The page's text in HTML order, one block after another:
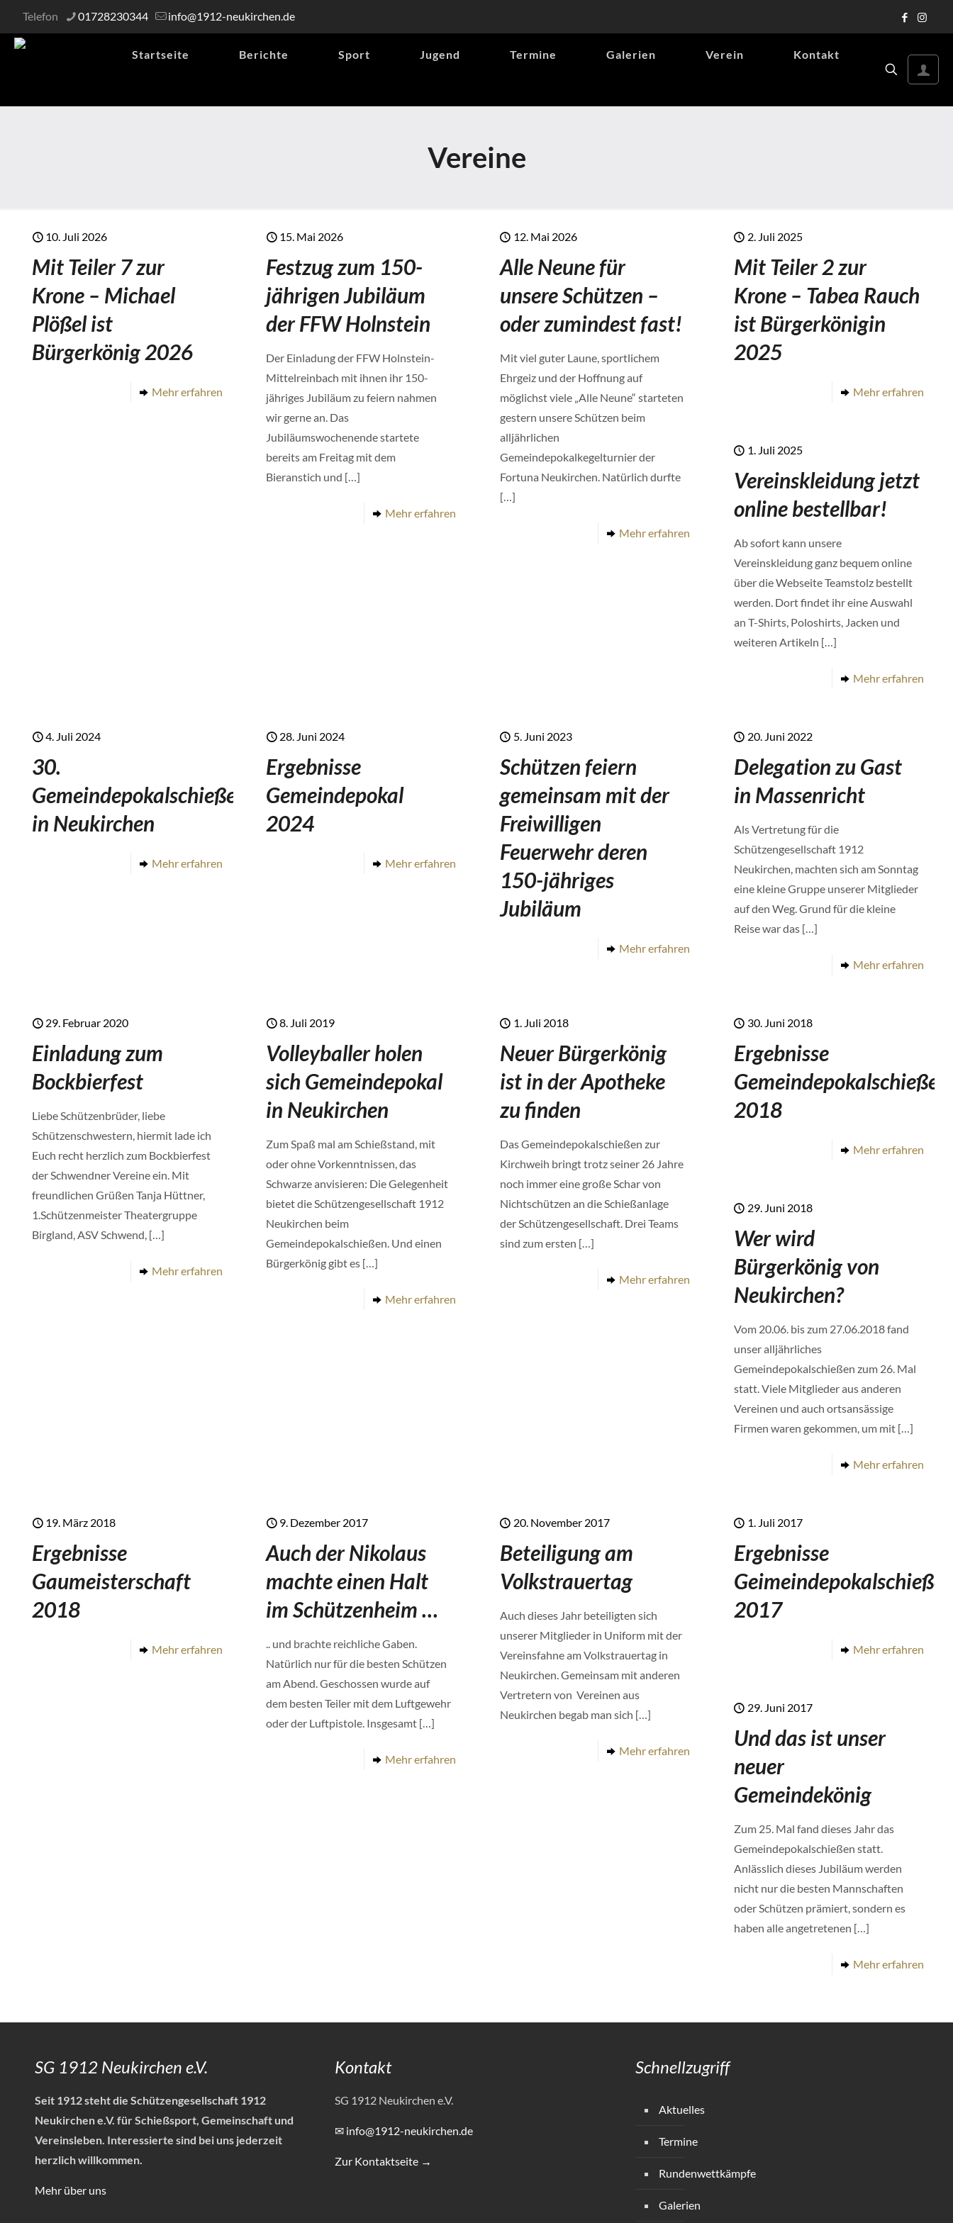
Telefon 01728230344 info@1912-neukirchen.de
Startseite Berichte Sport Jugend Termine Galerien Verein Kontakt
Vereine
10. Juli 2026
Mit Teiler 7 zur
Krone – Michael
Plößel ist
Bürgerkönig 2026
Mehr erfahren
15. Mai 2026
Festzug zum 150-
jährigen Jubiläum
der FFW Holnstein
Der Einladung der FFW Holnstein-
Mittelreinbach mit ihnen ihr 150-
jähriges Jubiläum zu feiern nahmen
wir gerne an. Das
Jubiläumswochenende startete
bereits am Freitag mit dem
Bieranstich und […]
Mehr erfahren
12. Mai 2026
Alle Neune für
unsere Schützen –
oder zumindest fast!
Mit viel guter Laune, sportlichem
Ehrgeiz und der Hoffnung auf
möglichst viele „Alle Neune“ starteten
gestern unsere Schützen beim
alljährlichen
Gemeindepokalkegelturnier der
Fortuna Neukirchen. Natürlich durfte
[…]
Mehr erfahren
2. Juli 2025
Mit Teiler 2 zur
Krone – Tabea Rauch
ist Bürgerkönigin
2025
Mehr erfahren
1. Juli 2025
Vereinskleidung jetzt
online bestellbar!
Ab sofort kann unsere
Vereinskleidung ganz bequem online
über die Webseite Teamstolz bestellt
werden. Dort findet ihr eine Auswahl
an T-Shirts, Poloshirts, Jacken und
weiteren Artikeln […]
Mehr erfahren
4. Juli 2024
30.
Gemeindepokalschießen
in Neukirchen
Mehr erfahren
28. Juni 2024
Ergebnisse
Gemeindepokal
2024
Mehr erfahren
5. Juni 2023
Schützen feiern
gemeinsam mit der
Freiwilligen
Feuerwehr deren
150-jähriges
Jubiläum
Mehr erfahren
20. Juni 2022
Delegation zu Gast
in Massenricht
Als Vertretung für die
Schützengesellschaft 1912
Neukirchen, machten sich am Sonntag
eine kleine Gruppe unserer Mitglieder
auf den Weg. Grund für die kleine
Reise war das[…]
Mehr erfahren
29. Februar 2020
Einladung zum
Bockbierfest
Liebe Schützenbrüder, liebe
Schützenschwestern, hiermit lade ich
Euch recht herzlich zum Bockbierfest
der Schwendner Vereine ein. Mit
freundlichen Grüßen Tanja Hüttner,
1.Schützenmeister Theatergruppe
Birgland, ASV Schwend, […]
Mehr erfahren
8. Juli 2019
Volleyballer holen
sich Gemeindepokal
in Neukirchen
Zum Spaß mal am Schießstand, mit
oder ohne Vorkenntnissen, das
Schwarze anvisieren: Die Gelegenheit
bietet die Schützengesellschaft 1912
Neukirchen beim
Gemeindepokalschießen. Und einen
Bürgerkönig gibt es […]
Mehr erfahren
1. Juli 2018
Neuer Bürgerkönig
ist in der Apotheke
zu finden
Das Gemeindepokalschießen zur
Kirchweih bringt trotz seiner 26 Jahre
noch immer eine große Schar von
Nichtschützen an die Schießanlage
der Schützengesellschaft. Drei Teams
sind zum ersten […]
Mehr erfahren
30. Juni 2018
Ergebnisse
Gemeindepokalschießen
2018
Mehr erfahren
29. Juni 2018
Wer wird
Bürgerkönig von
Neukirchen?
Vom 20.06. bis zum 27.06.2018 fand
unser alljährliches
Gemeindepokalschießen zum 26. Mal
statt. Viele Mitglieder aus anderen
Vereinen und auch ortsansässige
Firmen waren gekommen, um mit[…]
Mehr erfahren
19. März 2018
Ergebnisse
Gaumeisterschaft
2018
Mehr erfahren
9. Dezember 2017
Auch der Nikolaus
machte einen Halt
im Schützenheim …
.. und brachte reichliche Gaben.
Natürlich nur für die besten Schützen
am Abend. Geschossen wurde auf
dem besten Teiler mit dem Luftgewehr
oder der Luftpistole. Insgesamt […]
Mehr erfahren
20. November 2017
Beteiligung am
Volkstrauertag
Auch dieses Jahr beteiligten sich
unserer Mitglieder in Uniform mit der
Vereinsfahne am Volkstrauertag in
Neukirchen. Gemeinsam mit anderen
Vertretern von Vereinen aus
Neukirchen begab man sich […]
Mehr erfahren
1. Juli 2017
Ergebnisse
2017
Mehr erfahren
29. Juni 2017
Und das ist unser
neuer
Gemeindekönig
Zum 25. Mal fand dieses Jahr das
Gemeindepokalschießen statt.
Anlässlich dieses Jubiläum werden
nicht nur die besten Mannschaften
oder Schützen prämiert, sondern es
haben alle angetretenen […]
Mehr erfahren
SG 1912 Neukirchen e.V.
Seit 1912 steht die Schützengesellschaft 1912
Neukirchen e.V. für Schießsport, Gemeinschaft und
Vereinsleben. Interessierte sind bei uns jederzeit
herzlich willkommen.
Mehr über uns
Kontakt
SG 1912 Neukirchen e.V.
✉ info@1912-neukirchen.de
Zur Kontaktseite →
Schnellzugriff
Aktuelles
Termine
Rundenwettkämpfe
Galerien